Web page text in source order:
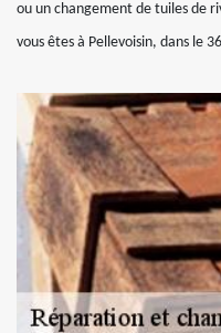
ou un changement de tuiles de
vous êtes à Pellevoisin, dans le